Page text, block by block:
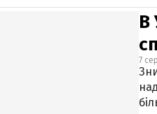
В
7